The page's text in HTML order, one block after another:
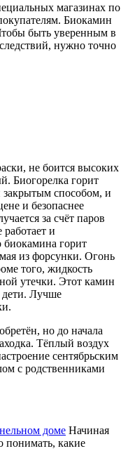
магазинах по
Биокамин
быть уверенным в
нужно точно
не боится высоких
Биогорелка горит
способом, и
и безопаснее
за счёт паров
и
биокамина горит
из форсунки. Огонь
того, жидкость
утечки. Этот камин
дети. Лучше
но до начала
Тёплый воздух
сентябрьским
с родственниками
доме Начиная
понимать, какие